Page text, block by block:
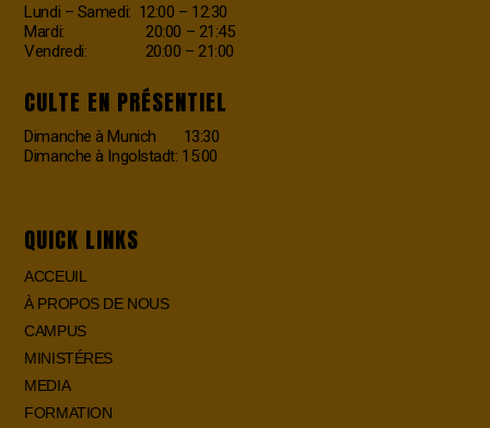
Lundi – Samedi: 12:00 – 12:30
Mardi: 20:00 – 21:45
Vendredi: 20:00 – 21:00
CULTE EN PRÉSENTIEL
Dimanche à Munich 13:30
Dimanche à Ingolstadt: 15:00
QUICK LINKS
ACCEUIL
À PROPOS DE NOUS
CAMPUS
MINISTÉRES
MEDIA
FORMATION